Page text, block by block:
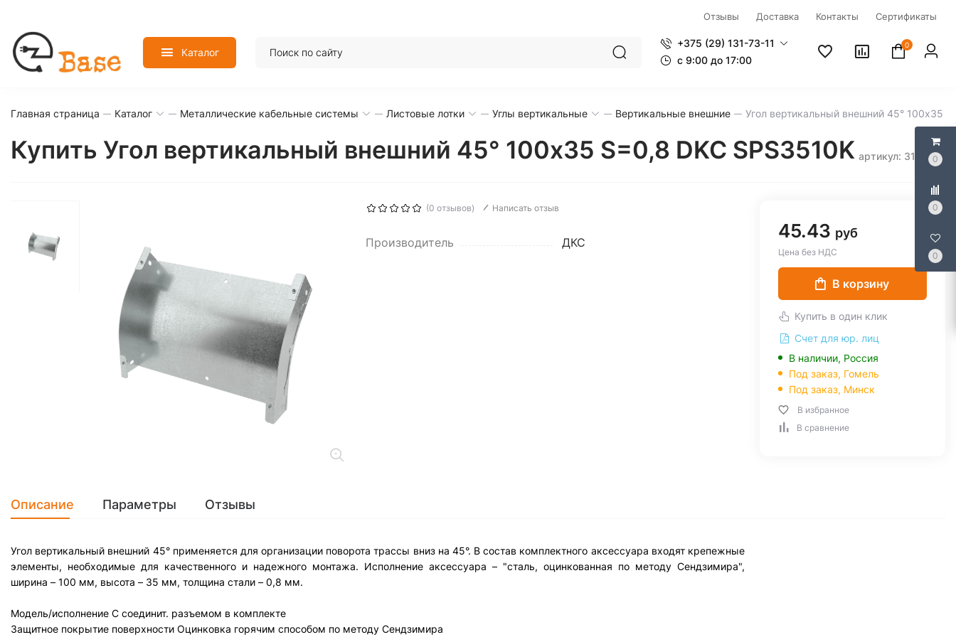
0
0
0
Отзывы Доставка Контакты Сертификаты
Каталог
+375 (29) 131-73-11
c 9:00 до 17:00
0
Главная страница Каталог Металлические кабельные системы Листовые лотки Углы вертикальные Вертикальные внешние Угол вертикальный внешний 45° 100x35
Купить Угол вертикальный внешний 45° 100x35 S=0,8 DKC SPS3510K артикул: 317565
(0 отзывов) Написать отзыв
Производитель ДКС
45.43 руб
Цена без НДС
В корзину
Купить в один клик
Счет для юр. лиц
В наличии, Россия
Под заказ, Гомель
Под заказ, Минск
В избранное
В сравнение
Описание Параметры Отзывы
Угол вертикальный внешний 45° применяется для организации поворота трассы вниз на 45°. В состав комплектного аксессуара входят крепежные
элементы, необходимые для качественного и надежного монтажа. Исполнение аксессуара – "сталь, оцинкованная по методу Сендзимира",
ширина – 100 мм, высота – 35 мм, толщина стали – 0,8 мм.
Модель/исполнение С соединит. разъемом в комплекте
Защитное покрытие поверхности Оцинковка горячим способом по методу Сендзимира